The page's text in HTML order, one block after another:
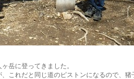
岳に登ってきました。
これだと同じ道のピストンになるので、猪